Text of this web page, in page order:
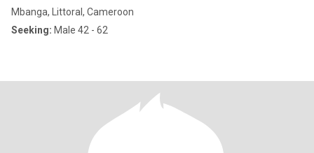
Mbanga, Littoral, Cameroon
Seeking: Male 42 - 62